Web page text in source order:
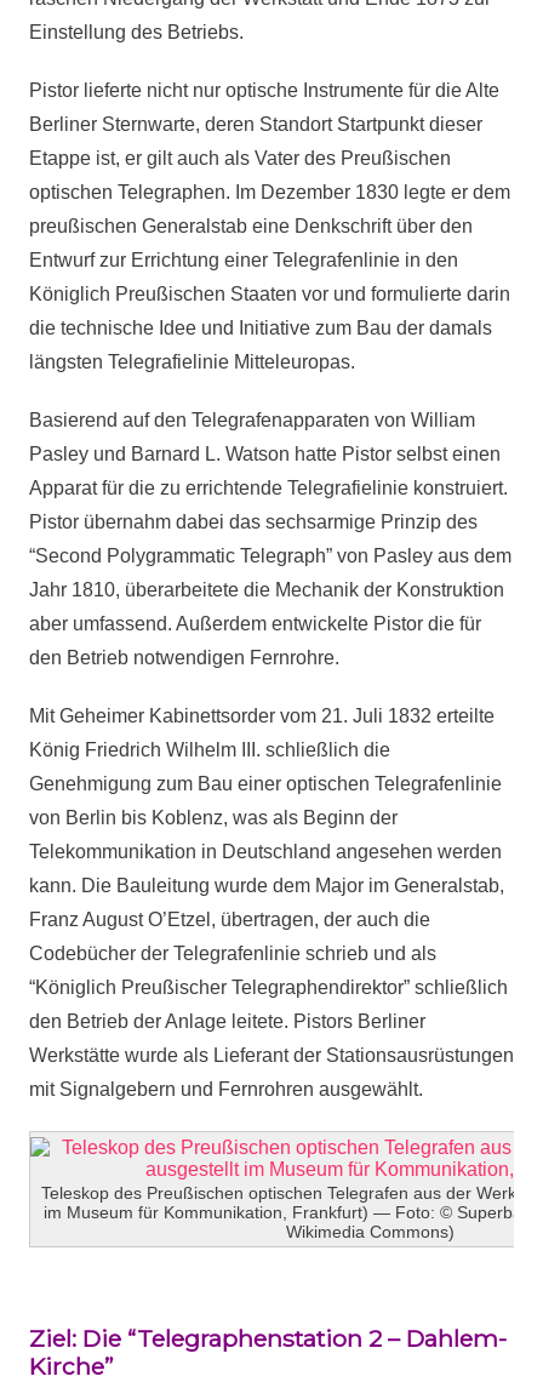
Einstellung des Betriebs.
Pistor lieferte nicht nur optische Instrumente für die Alte
Berliner Sternwarte, deren Standort Startpunkt dieser
Etappe ist, er gilt auch als Vater des Preußischen
optischen Telegraphen. Im Dezember 1830 legte er dem
preußischen Generalstab eine Denkschrift über den
Entwurf zur Errichtung einer Telegrafenlinie in den
Königlich Preußischen Staaten vor und formulierte darin
die technische Idee und Initiative zum Bau der damals
längsten Telegrafielinie Mitteleuropas.
Basierend auf den Telegrafenapparaten von William
Pasley und Barnard L. Watson hatte Pistor selbst einen
Apparat für die zu errichtende Telegrafielinie konstruiert.
Pistor übernahm dabei das sechsarmige Prinzip des
“Second Polygrammatic Telegraph” von Pasley aus dem
Jahr 1810, überarbeitete die Mechanik der Konstruktion
aber umfassend. Außerdem entwickelte Pistor die für
den Betrieb notwendigen Fernrohre.
Mit Geheimer Kabinettsorder vom 21. Juli 1832 erteilte
König Friedrich Wilhelm III. schließlich die
Genehmigung zum Bau einer optischen Telegrafenlinie
von Berlin bis Koblenz, was als Beginn der
Telekommunikation in Deutschland angesehen werden
kann. Die Bauleitung wurde dem Major im Generalstab,
Franz August O’Etzel, übertragen, der auch die
Codebücher der Telegrafenlinie schrieb und als
“Königlich Preußischer Telegraphendirektor” schließlich
den Betrieb der Anlage leitete. Pistors Berliner
Werkstätte wurde als Lieferant der Stationsausrüstungen
mit Signalgebern und Fernrohren ausgewählt.
Teleskop des Preußischen optischen Telegrafen aus der
im Museum für Kommunikation, Frankfurt) — Foto: © Superbass
Wikimedia Commons)
Ziel: Die “Telegraphenstation 2 – Dahlem-
Kirche”